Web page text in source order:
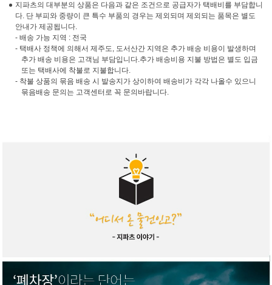
지파츠의 대부분의 상품은 다음과 같은 조건으로 공급자가 택배비를 부담합니
다. 단 부피와 중량이 큰 특수 부품의 경우는 제외되며 제외되는 품목은 별도
안내가 제공됩니다.
- 배송 가능 지역 : 전국
- 택배사 정책에 의해서 제주도, 도서산간 지역은 추가 배송 비용이 발생하며
추가 배송 비용은 고객님 부담입니다.추가 배송비용 지불 방법은 별도 입금
또는 택배사에 착불로 지불합니다.
- 착불 상품의 묶음 배송 시 발송지가 상이하여 배송비가 각각 나올수 있으니
묶음배송 문의는 고객센터로 꼭 문의바랍니다.